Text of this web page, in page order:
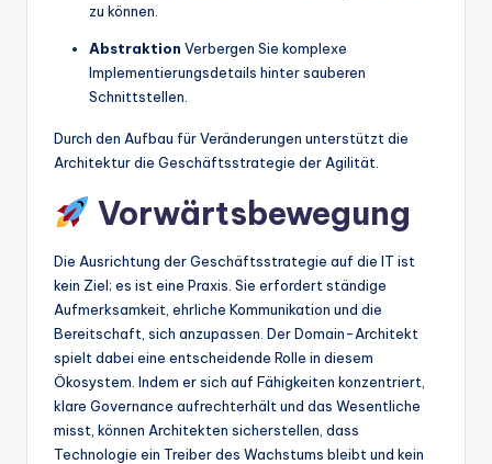
zu können.
Abstraktion Verbergen Sie komplexe
Implementierungsdetails hinter sauberen
Schnittstellen.
Durch den Aufbau für Veränderungen unterstützt die
Architektur die Geschäftsstrategie der Agilität.
Vorwärtsbewegung
Die Ausrichtung der Geschäftsstrategie auf die IT ist
kein Ziel; es ist eine Praxis. Sie erfordert ständige
Aufmerksamkeit, ehrliche Kommunikation und die
Bereitschaft, sich anzupassen. Der Domain-Architekt
spielt dabei eine entscheidende Rolle in diesem
Ökosystem. Indem er sich auf Fähigkeiten konzentriert,
klare Governance aufrechterhält und das Wesentliche
misst, können Architekten sicherstellen, dass
Technologie ein Treiber des Wachstums bleibt und kein